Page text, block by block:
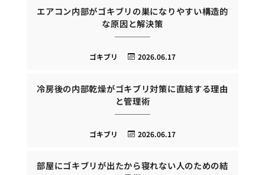
エアコン内部がゴキブリの巣になりやすい構造的
な原因と解決策
2026.06.17
ゴキブリ
冷房後の内部乾燥がゴキブリ対策に直結する理由
と管理術
2026.06.17
ゴキブリ
部屋にゴキブリが出たから寝れない人のための結